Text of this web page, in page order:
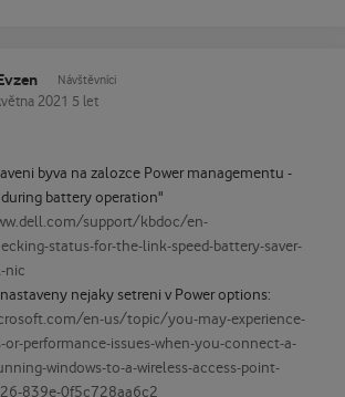
Návštěvníci
2021 5 let
byva na zalozce Power managementu -
battery operation"
support/kbdoc/en-
status-for-the-link-speed-battery-saver-
nic
nejaky setreni v Power options:
en-us/topic/you-may-experience-
performance-issues-when-you-connect-a-
windows-to-a-wireless-access-point-
839e-0f5c728aa6c2